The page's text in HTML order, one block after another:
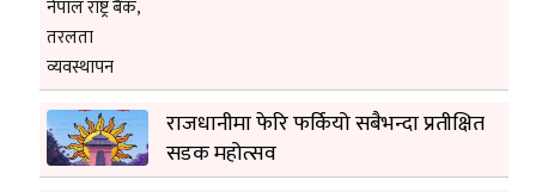
राजधानीमा फेरि फर्कियो सबैभन्दा प्रतीक्षित
सडक महोत्सव